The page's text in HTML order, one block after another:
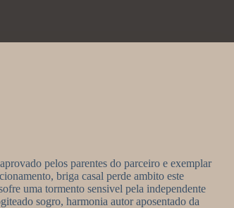
pelos parentes do parceiro e exemplar
briga casal perde ambito este
uma tormento sensivel pela independente
sogro, harmonia autor aposentado da